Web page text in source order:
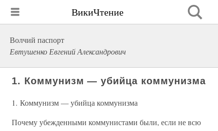
ВикиЧтение
Волчий паспорт
Евтушенко Евгений Александрович
1. Коммунизм — убийца коммунизма
1. Коммунизм — убийца коммунизма
Почему убежденными коммунистами были, если не всю